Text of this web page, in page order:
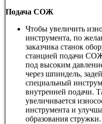
Подача СОЖ
Чтобы увеличить
инструмента, по
заказчика станок
станцией подачи
под высоким
через шпиндель,
специальный
внутренней подачи.
увеличивается
инструмента и
образования стружки.